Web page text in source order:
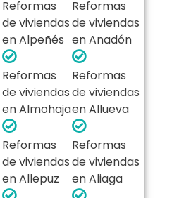
Reformas
de viviendas
en Alpeñés
Reformas
de viviendas
en Anadón
Reformas
de viviendas
en Almohaja
Reformas
de viviendas
en Allueva
Reformas
de viviendas
en Allepuz
Reformas
de viviendas
en Aliaga